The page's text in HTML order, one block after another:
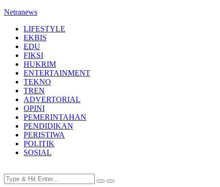
Netranews
LIFESTYLE
EKBIS
EDU
FIKSI
HUKRIM
ENTERTAINMENT
TEKNO
TREN
ADVERTORIAL
OPINI
PEMERINTAHAN
PENDIDIKAN
PERISTIWA
POLITIK
SOSIAL